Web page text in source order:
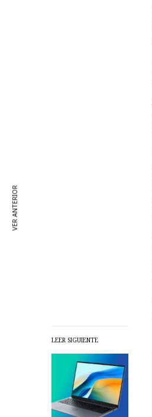
LEER SIGUIENTE
VER ANTERIOR